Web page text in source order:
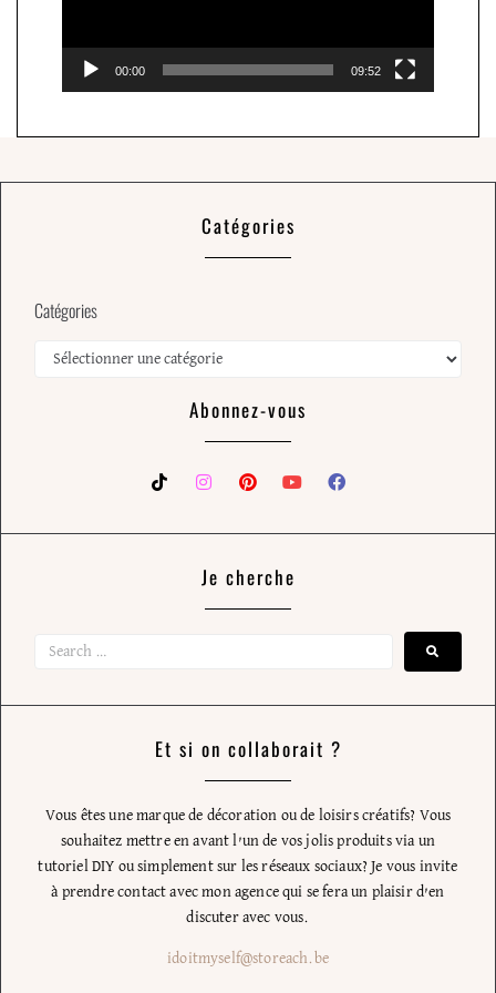
00:00 09:52
Catégories
Catégories
Abonnez-vous
Je cherche
Et si on collaborait ?
Vous êtes une marque de décoration ou de loisirs créatifs? Vous
souhaitez mettre en avant l’un de vos jolis produits via un
tutoriel DIY ou simplement sur les réseaux sociaux? Je vous invite
à prendre contact avec mon agence qui se fera un plaisir d’en
discuter avec vous.
idoitmyself@storeach.be